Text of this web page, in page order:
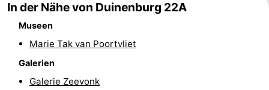
Wandern
-
Reiten
Reitschulen
Golfplatze
In der Nähe von Duinenburg 22A
Museen
Marie Tak van Poortvliet
Galerien
Galerie Zeevonk